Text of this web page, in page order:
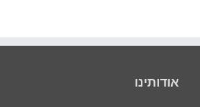
אודותינו